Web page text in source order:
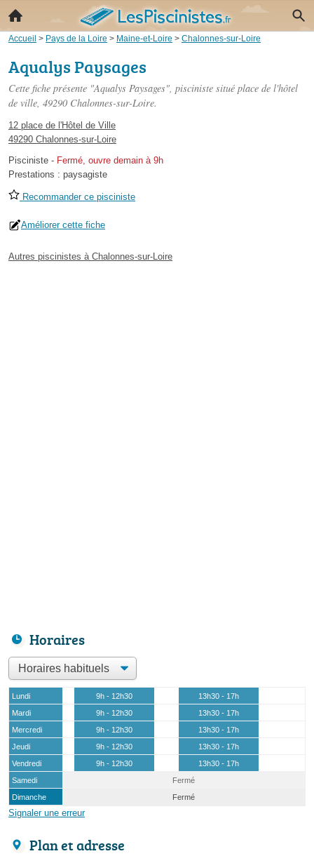
Accueil > Pays de la Loire > Maine-et-Loire > Chalonnes-sur-Loire
Aqualys Paysages
Cette fiche présente "Aqualys Paysages", pisciniste situé place de l'hôtel
de ville, 49290 Chalonnes-sur-Loire.
12 place de l'Hôtel de Ville
49290 Chalonnes-sur-Loire
Pisciniste - Fermé, ouvre demain à 9h
Prestations : paysagiste
Recommander ce pisciniste
Améliorer cette fiche
Autres piscinistes à Chalonnes-sur-Loire
Horaires
Lundi 9h - 12h30
13h30 - 17h
Mardi
9h - 12h30
13h30 - 17h
Mercredi
9h - 12h30
13h30 - 17h
Jeudi
9h - 12h30
13h30 - 17h
Vendredi
9h - 12h30
13h30 - 17h
Samedi
Fermé
Dimanche
Fermé
Signaler une erreur
Plan et adresse